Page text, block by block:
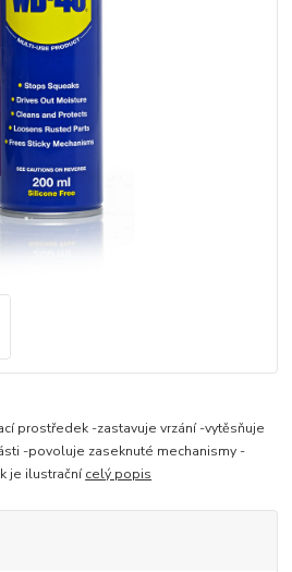
prostředek -zastavuje vrzání -vytěsňuje
-povoluje zaseknuté mechanismy -
je ilustračnícelý popis